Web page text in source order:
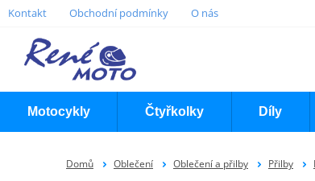
Kontakt Obchodní podmínky O nás
Motocykly Čtyřkolky Díly
Domů Oblečení Oblečení a přilby Přilby